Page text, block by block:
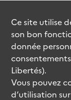
Ce site utilise
son bon
donnée
Libertés).
Vous pouvez
d’utilisation